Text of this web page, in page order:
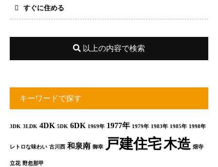
すぐに住める
以上の内容で検索
キーワードで探す
3DK 3LDK 4DK 5DK 6DK 1969年 1977年 1979年 1983年 1985年 1998年
レトロな味わい 古川西 和泉南 御幸 戸建住宅木造 畑寺
立花 野忽那甲